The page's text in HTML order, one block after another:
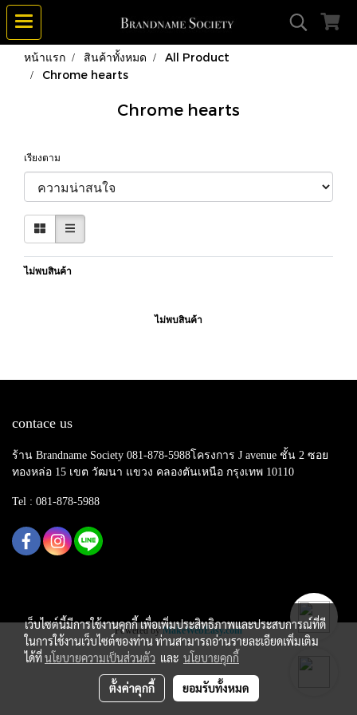
หน้าแรก สินค้าทั้งหมด
All Product
Chrome hearts
Chrome hearts
เรียงตาม
ไม่พบสินค้า
ไม่พบสินค้า
contace us
ร้าน Brandname Society 081-878-5988โครงการ J avenue ชั้น 2 ซอย
ทองหล่อ 15 เขต วัฒนา แขวง คลองตันเหนือ กรุงเทพ 10110
Tel : 081-878-5988
Powered byMakeWebEasy.com
เว็บไซต์นี้มีการใช้งานคุกกี้ เพื่อเพิ่มประสิทธิภาพและประสบการณ์ที่ดี
ในการใช้งานเว็บไซต์ของท่าน ท่านสามารถอ่านรายละเอียดเพิ่มเติม
ได้ที่นโยบายความเป็นส่วนตัว และ นโยบายคุกกี้
ตั้งค่าคุกกี้ ยอมรับทั้งหมด